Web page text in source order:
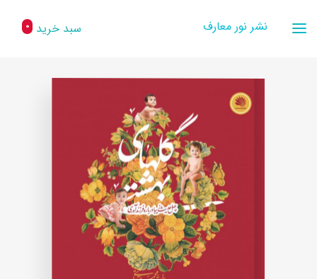
نشر نور معارف سبد خرید 0